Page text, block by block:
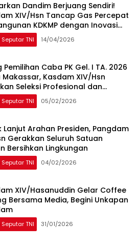
Dandim Berjuang Sendiri!
XIV/Hsn Tancap Gas Percepat
KDKMP dengan Inovasi
TNI 14/04/2026
Pemilihan Caba PK Gel. I TA. 2026
Makassar, Kasdam XIV/Hsn
Seleksi Profesional dan
TNI 05/02/2026
Lanjut Arahan Presiden, Pangdam
Gerakkan Seluruh Satuan
Bersihkan Lingkungan
TNI 04/02/2026
XIV/Hasanuddin Gelar Coffee
Bersama Media, Begini Unkapan
TNI 31/01/2026